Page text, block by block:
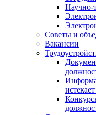
Научно-
Советы и
Вакансии